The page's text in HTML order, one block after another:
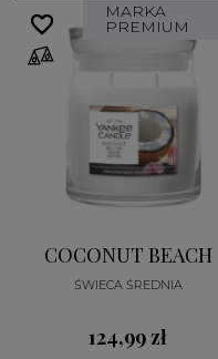
MARKA
PREMIUM
COCONUT BEACH
ŚWIECA ŚREDNIA
124,99 zł
favorite_border
favorite_border